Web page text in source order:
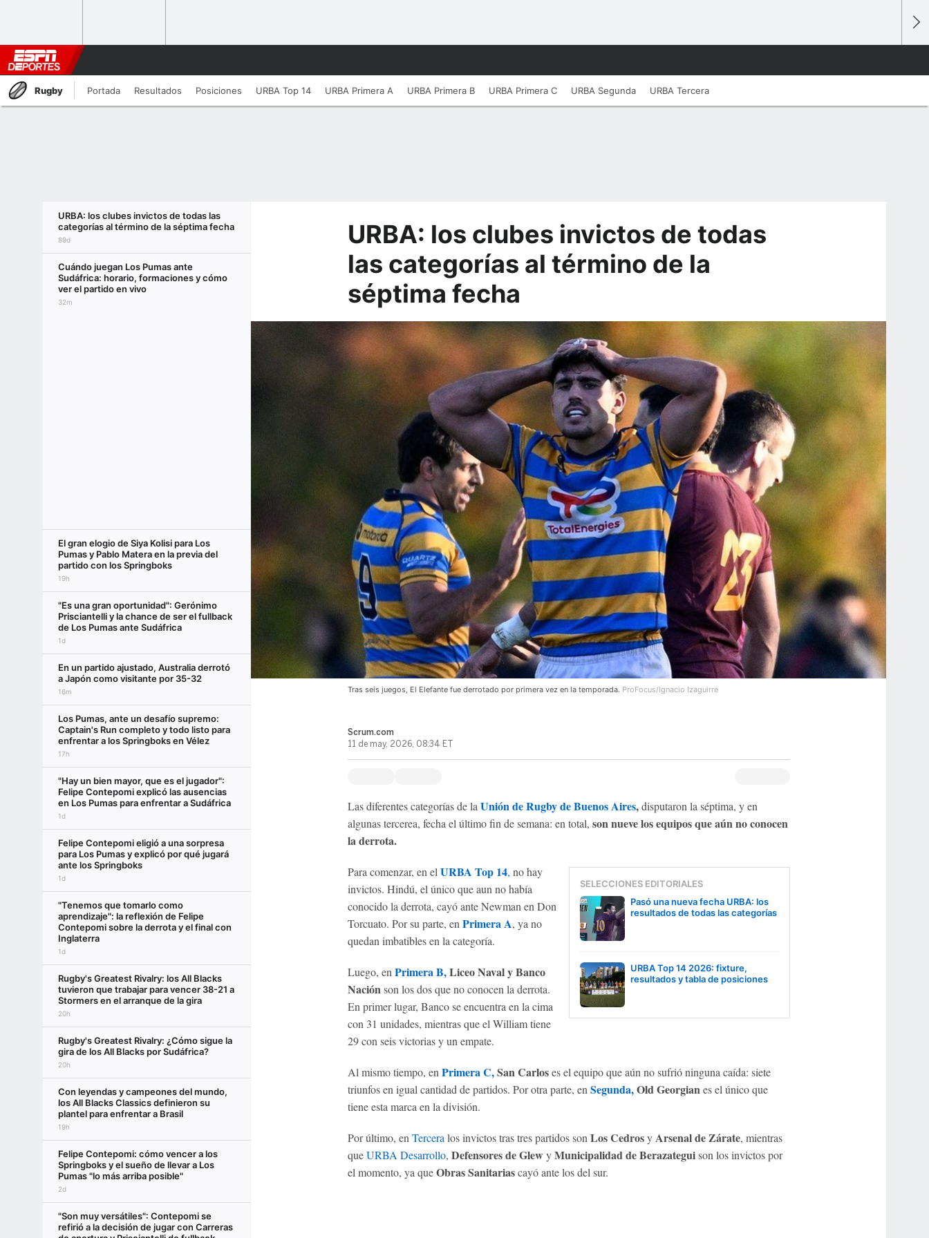
Rugby Portada Resultados Posiciones URBA Top 14 URBA Primera A URBA Primera B URBA Primera C URBA Segunda URBA Tercera
URBA: los clubes invictos de todas las
categorías al término de la séptima fecha
89d
Cuándo juegan Los Pumas ante
Sudáfrica: horario, formaciones y cómo
ver el partido en vivo
32m
El gran elogio de Siya Kolisi para Los
Pumas y Pablo Matera en la previa del
partido con los Springboks
19h
"Es una gran oportunidad": Gerónimo
Prisciantelli y la chance de ser el fullback
de Los Pumas ante Sudáfrica
1d
En un partido ajustado, Australia derrotó
a Japón como visitante por 35-32
16m
Los Pumas, ante un desafío supremo:
Captain's Run completo y todo listo para
enfrentar a los Springboks en Vélez
17h
"Hay un bien mayor, que es el jugador":
Felipe Contepomi explicó las ausencias
en Los Pumas para enfrentar a Sudáfrica
1d
Felipe Contepomi eligió a una sorpresa
para Los Pumas y explicó por qué jugará
ante los Springboks
1d
"Tenemos que tomarlo como
aprendizaje": la reflexión de Felipe
Contepomi sobre la derrota y el final con
Inglaterra
1d
Rugby's Greatest Rivalry: los All Blacks
tuvieron que trabajar para vencer 38-21 a
Stormers en el arranque de la gira
20h
Rugby's Greatest Rivalry: ¿Cómo sigue la
gira de los All Blacks por Sudáfrica?
20h
Con leyendas y campeones del mundo,
los All Blacks Classics definieron su
plantel para enfrentar a Brasil
19h
Felipe Contepomi: cómo vencer a los
Springboks y el sueño de llevar a Los
Pumas "lo más arriba posible"
2d
"Son muy versátiles": Contepomi se
refirió a la decisión de jugar con Carreras
URBA: los clubes invictos de todas
las categorías al término de la
séptima fecha
Tras seis juegos, El Elefante fue derrotado por primera vez en la temporada. ProFocus/Ignacio Izaguirre
Scrum.com
11 de may, 2026, 08:34 ET
Las diferentes categorías de la Unión de Rugby de Buenos Aires,disputaron la séptima, y en
algunas tercerea, fecha el último fin de semana: en total, son nueve los equipos que aún no conocen
la derrota.
SELECCIONES EDITORIALES
Pasó una nueva fecha URBA: los
resultados de todas las categorías
URBA Top 14 2026: fixture,
resultados y tabla de posiciones
Para comenzar, en el URBA Top 14, no hay
invictos. Hindú, el único que aun no había
conocido la derrota, cayó ante Newman en Don
Torcuato. Por su parte, en Primera A, ya no
quedan imbatibles en la categoría.
Luego, en Primera B,Liceo Naval y Banco
Nación son los dos que no conocen la derrota.
En primer lugar, Banco se encuentra en la cima
con 31 unidades, mientras que el William tiene
29 con seis victorias y un empate.
Al mismo tiempo, en Primera C,San Carloses el equipo que aún no sufrió ninguna caída: siete
triunfos en igual cantidad de partidos. Por otra parte, en Segunda,Old Georgian es el único que
tiene esta marca en la división.
Por último, en Tercera los invictos tras tres partidos son Los CedrosyArsenal de Zárate, mientras
queURBA Desarrollo, Defensores de GlewyMunicipalidad de Berazateguison los invictos por
el momento, ya queObras Sanitariascayó ante los del sur.